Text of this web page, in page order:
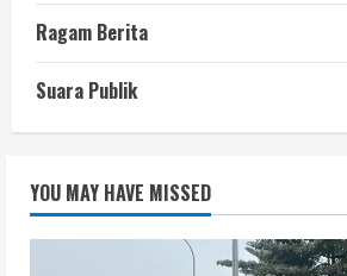
Ragam Berita
Suara Publik
YOU MAY HAVE MISSED